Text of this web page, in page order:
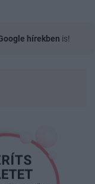
hírekben is!